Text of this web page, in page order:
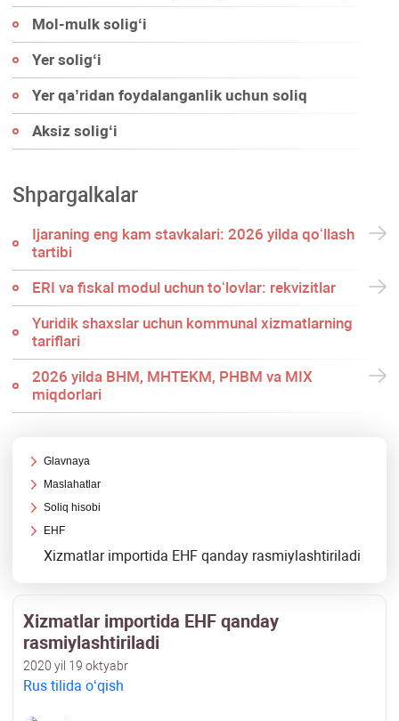
Mol-mulk soligʻi
Yer soligʻi
Yer qa’ridan foydalanganlik uchun soliq
Aksiz soligʻi
Shpargalkalar
Ijaraning eng kam stavkalari: 2026 yilda qoʻllash
tartibi
ERI va fiskal modul uchun toʻlovlar: rekvizitlar
Yuridik shaхslar uchun kommunal хizmatlarning
tariflari
2026 yilda BHM, MHTEKM, PHBM va MIX
miqdorlari
Glavnaya
Maslahatlar
Soliq hisobi
EHF
Xizmatlar importida EHF qanday rasmiylashtiriladi
Xizmatlar importida EHF qanday
rasmiylashtiriladi
2020 yil 19 oktyabr
Rus tilida oʻqish